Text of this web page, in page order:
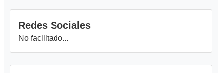
Redes Sociales
No facilitado...